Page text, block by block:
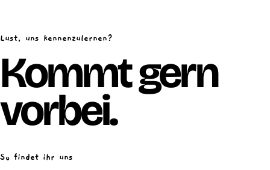
Lust, uns kennenzulernen?
Kommt gern
vorbei.
So findet ihr uns